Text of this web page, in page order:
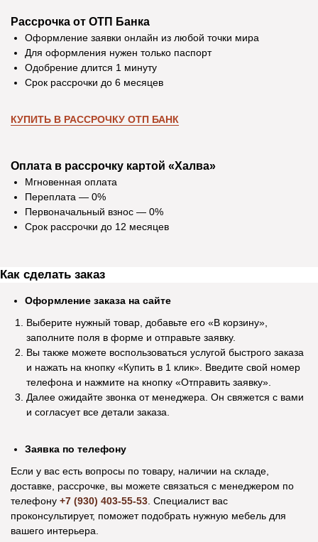
Рассрочка от ОТП Банка
Оформление заявки онлайн из любой точки мира
Для оформления нужен только паспорт
Одобрение длится 1 минуту
Срок рассрочки до 6 месяцев
КУПИТЬ В РАССРОЧКУ ОТП БАНК
Оплата в рассрочку картой «Халва»
Мгновенная оплата
Переплата — 0%
Первоначальный взнос — 0%
Срок рассрочки до 12 месяцев
Как сделать заказ
Оформление заказа на сайте
Выберите нужный товар, добавьте его «В корзину»,
заполните поля в форме и отправьте заявку.
Вы также можете воспользоваться услугой быстрого заказа
и нажать на кнопку «Купить в 1 клик». Введите свой номер
телефона и нажмите на кнопку «Отправить заявку».
Далее ожидайте звонка от менеджера. Он свяжется с вами
и согласует все детали заказа.
Заявка по телефону
Если у вас есть вопросы по товару, наличии на складе,
доставке, рассрочке, вы можете связаться с менеджером по
телефону +7 (930) 403-55-53. Специалист вас
проконсультирует, поможет подобрать нужную мебель для
вашего интерьера.
Отзывы
Покупаю здесь мебель уже четвертый
раз. Мне нравится. Соотношение цены и
качества. Вежливый персонал, приятно
общаться с продавцами. Постоянным
покупателям делают индивидуальные
Екатерина Д.
Посмотреть отзыв на Яндекс Картах
В магазине
хорошее.
уже через пару
Ирина Р.